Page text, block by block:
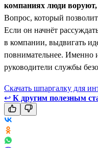
компаниях люди
Вопрос, который
Если он начнёт
в компании, выдвигать
повнимательнее. Именно
руководители службы
Скачать шпаргалку для
↩ К другим полезным